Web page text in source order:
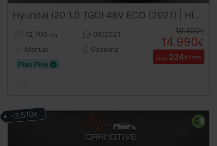
Hyundai i20 1.0 TGDI 48V ECO (2021) | Híbrido | Desde 224€/mes
72.700 km
09/2021
Manual
Gasolina
Plan Pive
18.490€
14.990€
desde 224€/mes
-3.510€